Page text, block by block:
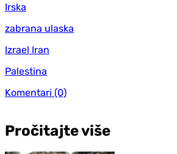
Irska
zabrana ulaska
Izrael Iran
Palestina
Komentari (0)
Pročitajte više